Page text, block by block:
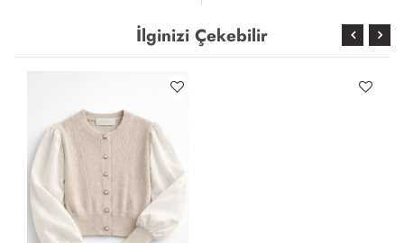
İlginizi Çekebilir